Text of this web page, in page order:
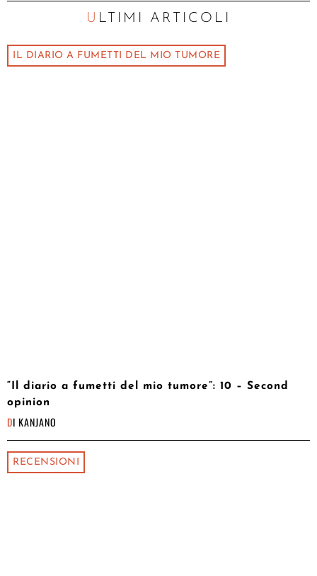
ULTIMI ARTICOLI
IL DIARIO A FUMETTI DEL MIO TUMORE
“Il diario a fumetti del mio tumore”: 10 – Second
opinion
DI KANJANO
RECENSIONI